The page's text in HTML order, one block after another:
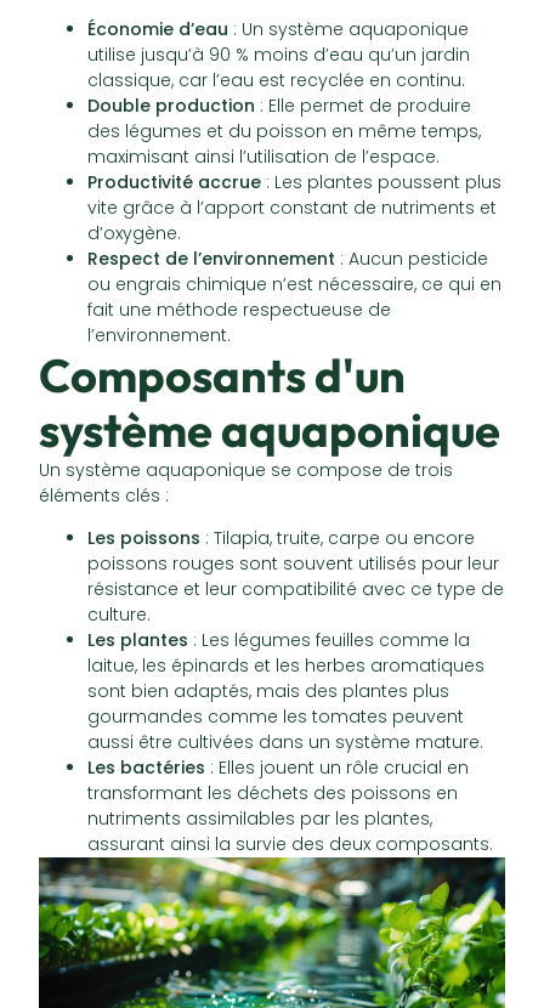
Économie d’eau : Un système aquaponique
utilise jusqu’à 90 % moins d’eau qu’un jardin
classique, car l’eau est recyclée en continu.
Double production : Elle permet de produire
des légumes et du poisson en même temps,
maximisant ainsi l’utilisation de l’espace.
Productivité accrue : Les plantes poussent plus
vite grâce à l’apport constant de nutriments et
d’oxygène.
Respect de l’environnement : Aucun pesticide
ou engrais chimique n’est nécessaire, ce qui en
fait une méthode respectueuse de
l’environnement.
Composants d'un
système aquaponique
Un système aquaponique se compose de trois
éléments clés :
Les poissons : Tilapia, truite, carpe ou encore
poissons rouges sont souvent utilisés pour leur
résistance et leur compatibilité avec ce type de
culture.
Les plantes : Les légumes feuilles comme la
laitue, les épinards et les herbes aromatiques
sont bien adaptés, mais des plantes plus
gourmandes comme les tomates peuvent
aussi être cultivées dans un système mature.
Les bactéries : Elles jouent un rôle crucial en
transformant les déchets des poissons en
nutriments assimilables par les plantes,
assurant ainsi la survie des deux composants.